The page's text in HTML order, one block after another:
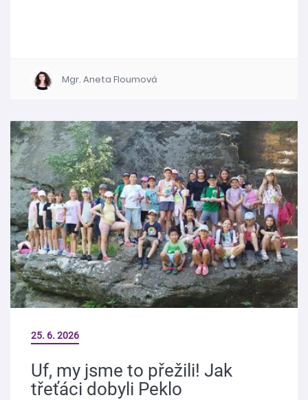
Mgr. Aneta Floumová
25. 6. 2026
Uf, my jsme to přežili! Jak
třeťáci dobyli Peklo